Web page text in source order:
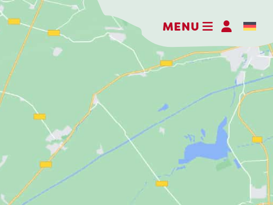
MENU
Kaasboerderij Weenink
Eimersweg 3
7137 HG Lievelde
0544 37 14 46
info@kaasboerderijweenink.nl